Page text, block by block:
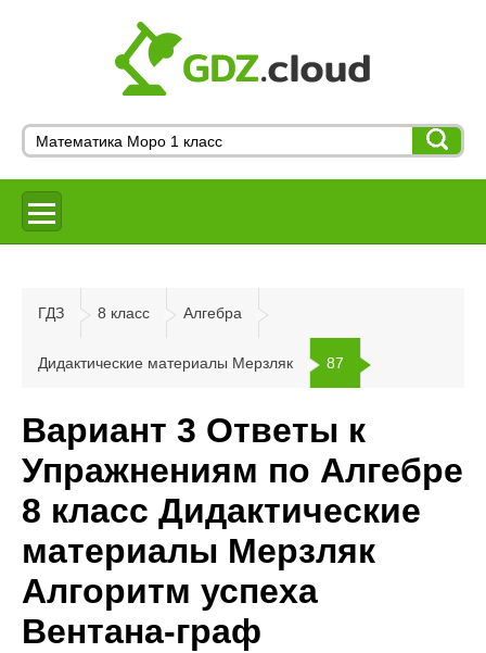
ГДЗ 8 класс Алгебра
Дидактические материалы Мерзляк 87
Вариант 3 Ответы к
Упражнениям по Алгебре
8 класс Дидактические
материалы Мерзляк
Алгоритм успеха
Вентана-граф